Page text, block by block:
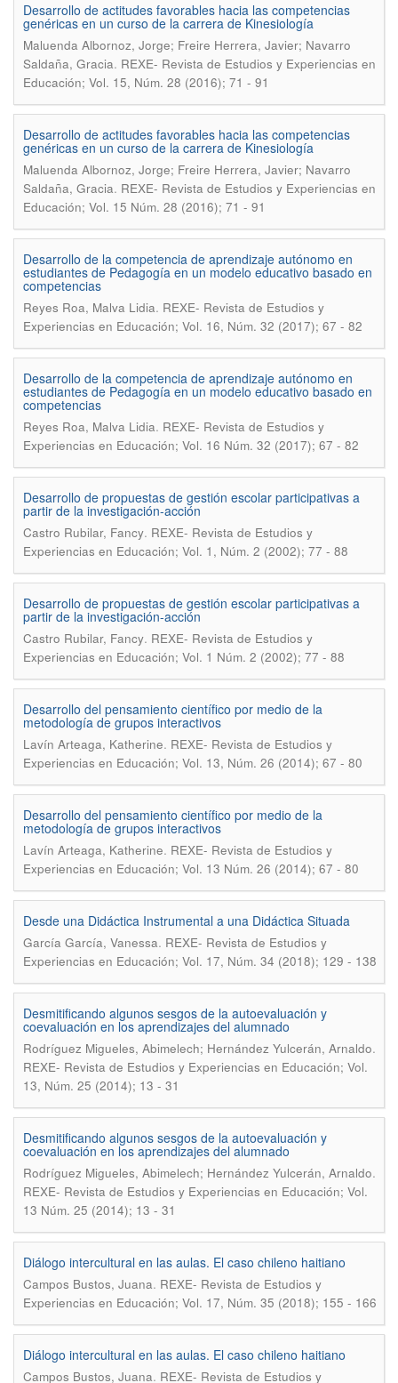
Desarrollo de actitudes favorables hacia las competencias
genéricas en un curso de la carrera de Kinesiología
Maluenda Albornoz, Jorge; Freire Herrera, Javier; Navarro
Saldaña, Gracia. REXE- Revista de Estudios y Experiencias en
Educación; Vol. 15, Núm. 28 (2016); 71 - 91
Desarrollo de actitudes favorables hacia las competencias
genéricas en un curso de la carrera de Kinesiología
Maluenda Albornoz, Jorge; Freire Herrera, Javier; Navarro
Saldaña, Gracia. REXE- Revista de Estudios y Experiencias en
Educación; Vol. 15 Núm. 28 (2016); 71 - 91
Desarrollo de la competencia de aprendizaje autónomo en
estudiantes de Pedagogía en un modelo educativo basado en
competencias
Reyes Roa, Malva Lidia. REXE- Revista de Estudios y
Experiencias en Educación; Vol. 16, Núm. 32 (2017); 67 - 82
Desarrollo de la competencia de aprendizaje autónomo en
estudiantes de Pedagogía en un modelo educativo basado en
competencias
Reyes Roa, Malva Lidia. REXE- Revista de Estudios y
Experiencias en Educación; Vol. 16 Núm. 32 (2017); 67 - 82
Desarrollo de propuestas de gestión escolar participativas a
partir de la investigación-acción
Castro Rubilar, Fancy. REXE- Revista de Estudios y
Experiencias en Educación; Vol. 1, Núm. 2 (2002); 77 - 88
Desarrollo de propuestas de gestión escolar participativas a
partir de la investigación-acción
Castro Rubilar, Fancy. REXE- Revista de Estudios y
Experiencias en Educación; Vol. 1 Núm. 2 (2002); 77 - 88
Desarrollo del pensamiento científico por medio de la
metodología de grupos interactivos
Lavín Arteaga, Katherine. REXE- Revista de Estudios y
Experiencias en Educación; Vol. 13, Núm. 26 (2014); 67 - 80
Desarrollo del pensamiento científico por medio de la
metodología de grupos interactivos
Lavín Arteaga, Katherine. REXE- Revista de Estudios y
Experiencias en Educación; Vol. 13 Núm. 26 (2014); 67 - 80
Desde una Didáctica Instrumental a una Didáctica Situada
García García, Vanessa. REXE- Revista de Estudios y
Experiencias en Educación; Vol. 17, Núm. 34 (2018); 129 - 138
Desmitificando algunos sesgos de la autoevaluación y
coevaluación en los aprendizajes del alumnado
Rodríguez Migueles, Abimelech; Hernández Yulcerán, Arnaldo.
REXE- Revista de Estudios y Experiencias en Educación; Vol.
13, Núm. 25 (2014); 13 - 31
Desmitificando algunos sesgos de la autoevaluación y
coevaluación en los aprendizajes del alumnado
Rodríguez Migueles, Abimelech; Hernández Yulcerán, Arnaldo.
REXE- Revista de Estudios y Experiencias en Educación; Vol.
13 Núm. 25 (2014); 13 - 31
Diálogo intercultural en las aulas. El caso chileno haitiano
Campos Bustos, Juana. REXE- Revista de Estudios y
Experiencias en Educación; Vol. 17, Núm. 35 (2018); 155 - 166
Diálogo intercultural en las aulas. El caso chileno haitiano
Campos Bustos, Juana. REXE- Revista de Estudios y